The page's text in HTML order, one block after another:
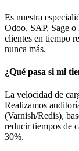
Es nuestra
Odoo, SAP, Sage
clientes en tiempo
nunca más.
¿Qué pasa si mi
La velocidad de
Realizamos
(Varnish/Redis),
reducir tiempos de
30%.